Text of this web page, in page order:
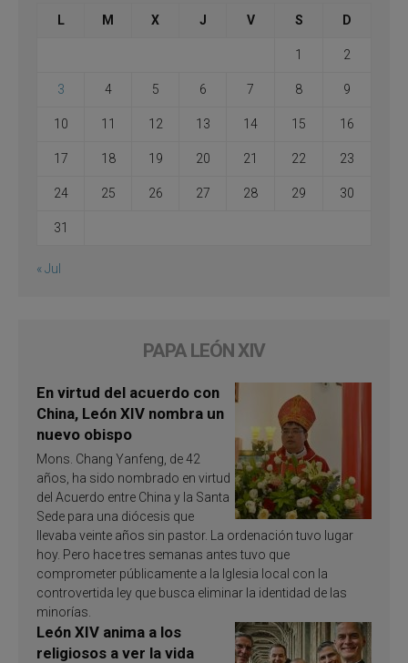
L M X J V S D
1 2
3 4 5 6 7 8 9
10 11 12 13 14 15 16
17 18 19 20 21 22 23
24 25 26 27 28 29 30
31
« Jul
PAPA LEÓN XIV
En virtud del acuerdo con
China, León XIV nombra un
nuevo obispo
Mons. Chang Yanfeng, de 42
años, ha sido nombrado en virtud
del Acuerdo entre China y la Santa
Sede para una diócesis que
llevaba veinte años sin pastor. La ordenación tuvo lugar
hoy. Pero hace tres semanas antes tuvo que
comprometer públicamente a la Iglesia local con la
controvertida ley que busca eliminar la identidad de las
minorías.
León XIV anima a los
religiosos a ver la vida